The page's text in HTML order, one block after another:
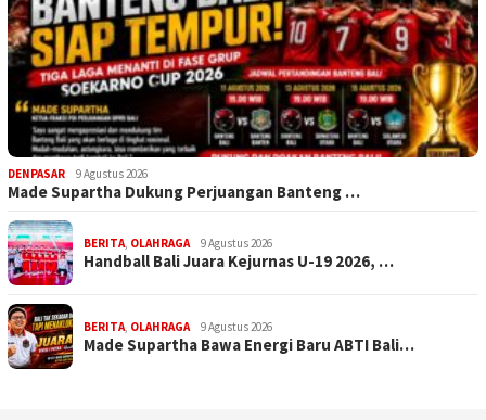
DENPASAR 9 Agustus 2026
Made Supartha Dukung Perjuangan Banteng …
BERITA OLAHRAGA 9 Agustus 2026
Handball Bali Juara Kejurnas U-19 2026, …
BERITA OLAHRAGA 9 Agustus 2026
Made Supartha Bawa Energi Baru ABTI Bali…